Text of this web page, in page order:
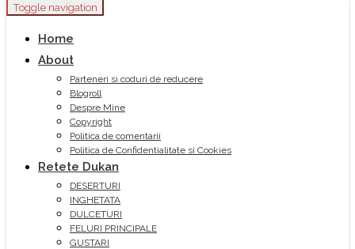
Toggle navigation
Home
About
Parteneri si coduri de reducere
Blogroll
Despre Mine
Copyright
Politica de comentarii
Politica de Confidentialitate si Cookies
Retete Dukan
DESERTURI
INGHETATA
DULCETURI
FELURI PRINCIPALE
GUSTARI